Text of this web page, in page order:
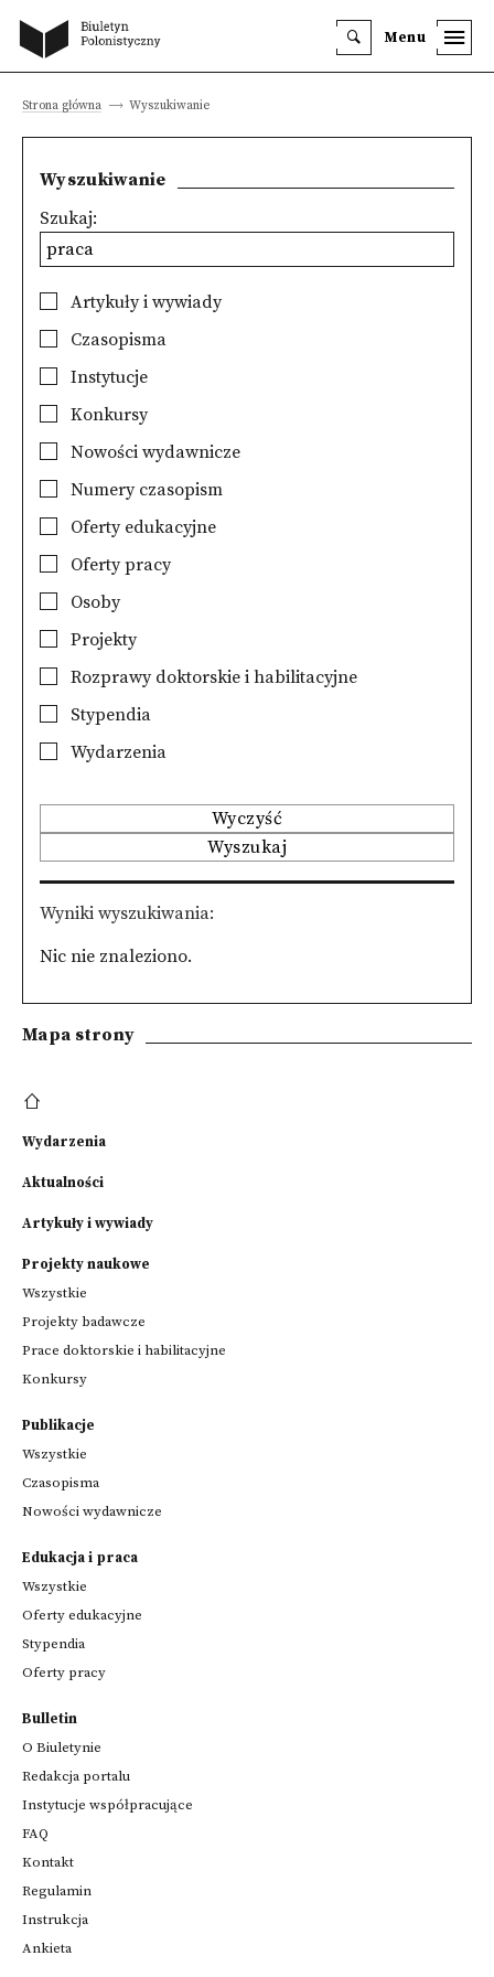
Menu
Strona główna Wyszukiwanie
Wyszukiwanie
Szukaj:
Artykuły i wywiady
Czasopisma
Instytucje
Konkursy
Nowości wydawnicze
Numery czasopism
Oferty edukacyjne
Oferty pracy
Osoby
Projekty
Rozprawy doktorskie i habilitacyjne
Stypendia
Wydarzenia
Wyczyść
Wyszukaj
Wyniki wyszukiwania
Nic nie znaleziono.
Mapa strony
Wydarzenia
Aktualności
Artykuły i wywiady
Projekty naukowe
Wszystkie
Projekty badawcze
Prace doktorskie i habilitacyjne
Konkursy
Publikacje
Wszystkie
Czasopisma
Nowości wydawnicze
Edukacja i praca
Wszystkie
Oferty edukacyjne
Stypendia
Oferty pracy
Bulletin
O Biuletynie
Redakcja portalu
Instytucje współpracujące
FAQ
Kontakt
Regulamin
Instrukcja
Ankieta